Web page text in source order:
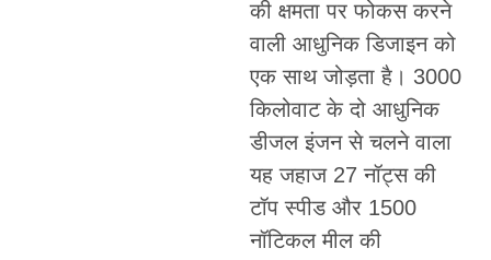
की क्षमता पर फोकस करने
वाली आधुनिक डिजाइन को
एक साथ जोड़ता है। 3000
किलोवाट के दो आधुनिक
डीजल इंजन से चलने वाला
यह जहाज 27 नॉट्स की
टॉप स्पीड और 1500
नॉटिकल मील की